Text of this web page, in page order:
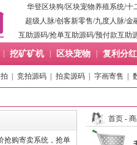
华登区块狗/区块宠物养殖系统/十
超级人脉/创客新零售/九度人脉/金
互助源码/抢单互助源码/预付款互助
挖矿矿机 区块宠物 复利分红
竞拍源码 拍卖源码 字画寄售
抢购寄卖系统，抢单
首页 -